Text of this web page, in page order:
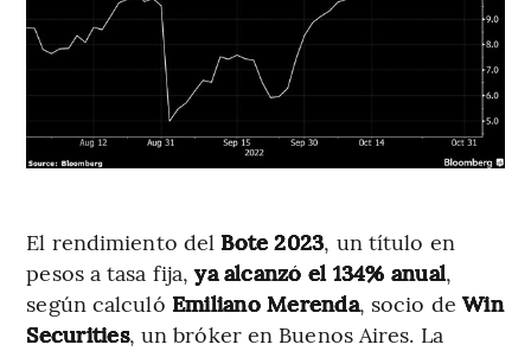
El rendimiento del Bote 2023, un título en
pesos a tasa fija,ya alcanzó el 134% anual,
según calculó Emiliano Merenda, socio de Win
Securities, un bróker en Buenos Aires. La